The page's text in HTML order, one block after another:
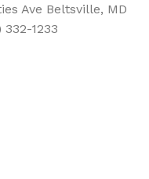
Ave Beltsville, MD
332-1233